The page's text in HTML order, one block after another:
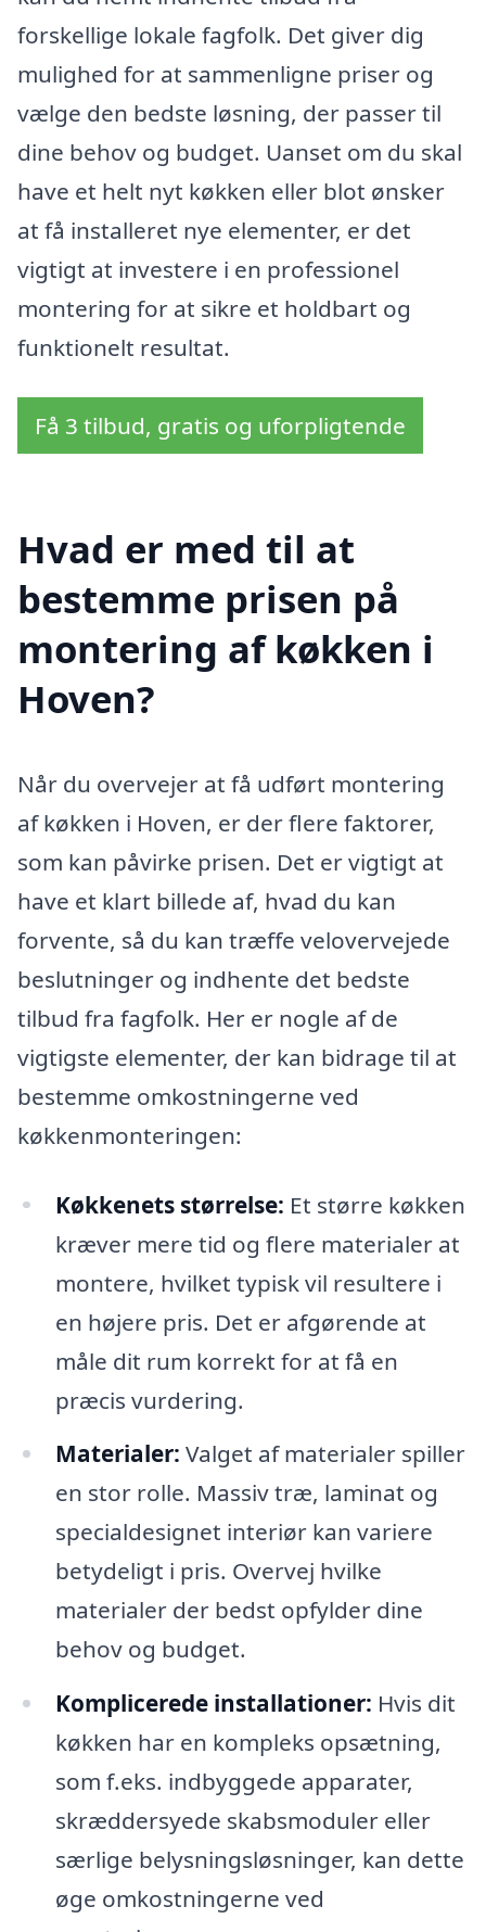
forskellige lokale fagfolk. Det giver dig
mulighed for at sammenligne priser og
vælge den bedste løsning, der passer til
dine behov og budget. Uanset om du skal
have et helt nyt køkken eller blot ønsker
at få installeret nye elementer, er det
vigtigt at investere i en professionel
montering for at sikre et holdbart og
funktionelt resultat.
Få 3 tilbud, gratis og uforpligtende
Hvad er med til at
bestemme prisen på
montering af køkken i
Hoven?
Når du overvejer at få udført montering
af køkken i Hoven, er der flere faktorer,
som kan påvirke prisen. Det er vigtigt at
have et klart billede af, hvad du kan
forvente, så du kan træffe velovervejede
beslutninger og indhente det bedste
tilbud fra fagfolk. Her er nogle af de
vigtigste elementer, der kan bidrage til at
bestemme omkostningerne ved
køkkenmonteringen:
Køkkenets størrelse: Et større køkken
kræver mere tid og flere materialer at
montere, hvilket typisk vil resultere i
en højere pris. Det er afgørende at
måle dit rum korrekt for at få en
præcis vurdering.
Materialer: Valget af materialer spiller
en stor rolle. Massiv træ, laminat og
specialdesignet interiør kan variere
betydeligt i pris. Overvej hvilke
materialer der bedst opfylder dine
behov og budget.
Komplicerede installationer: Hvis dit
køkken har en kompleks opsætning,
som f.eks. indbyggede apparater,
skræddersyede skabsmoduler eller
særlige belysningsløsninger, kan dette
øge omkostningerne ved